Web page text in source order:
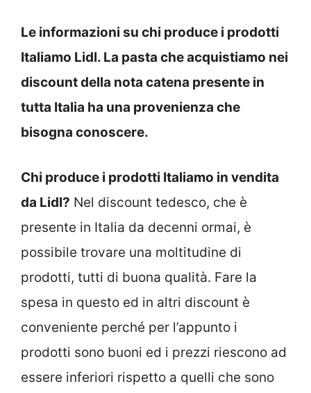
Le informazioni su chi produce i prodotti
Italiamo Lidl. La pasta che acquistiamo nei
discount della nota catena presente in
tutta Italia ha una provenienza che
bisogna conoscere.
Chi produce i prodotti Italiamo in vendita
da Lidl? Nel discount tedesco, che è
presente in Italia da decenni ormai, è
possibile trovare una moltitudine di
prodotti, tutti di buona qualità. Fare la
spesa in questo ed in altri discount è
conveniente perché per l’appunto i
prodotti sono buoni ed i prezzi riescono ad
essere inferiori rispetto a quelli che sono